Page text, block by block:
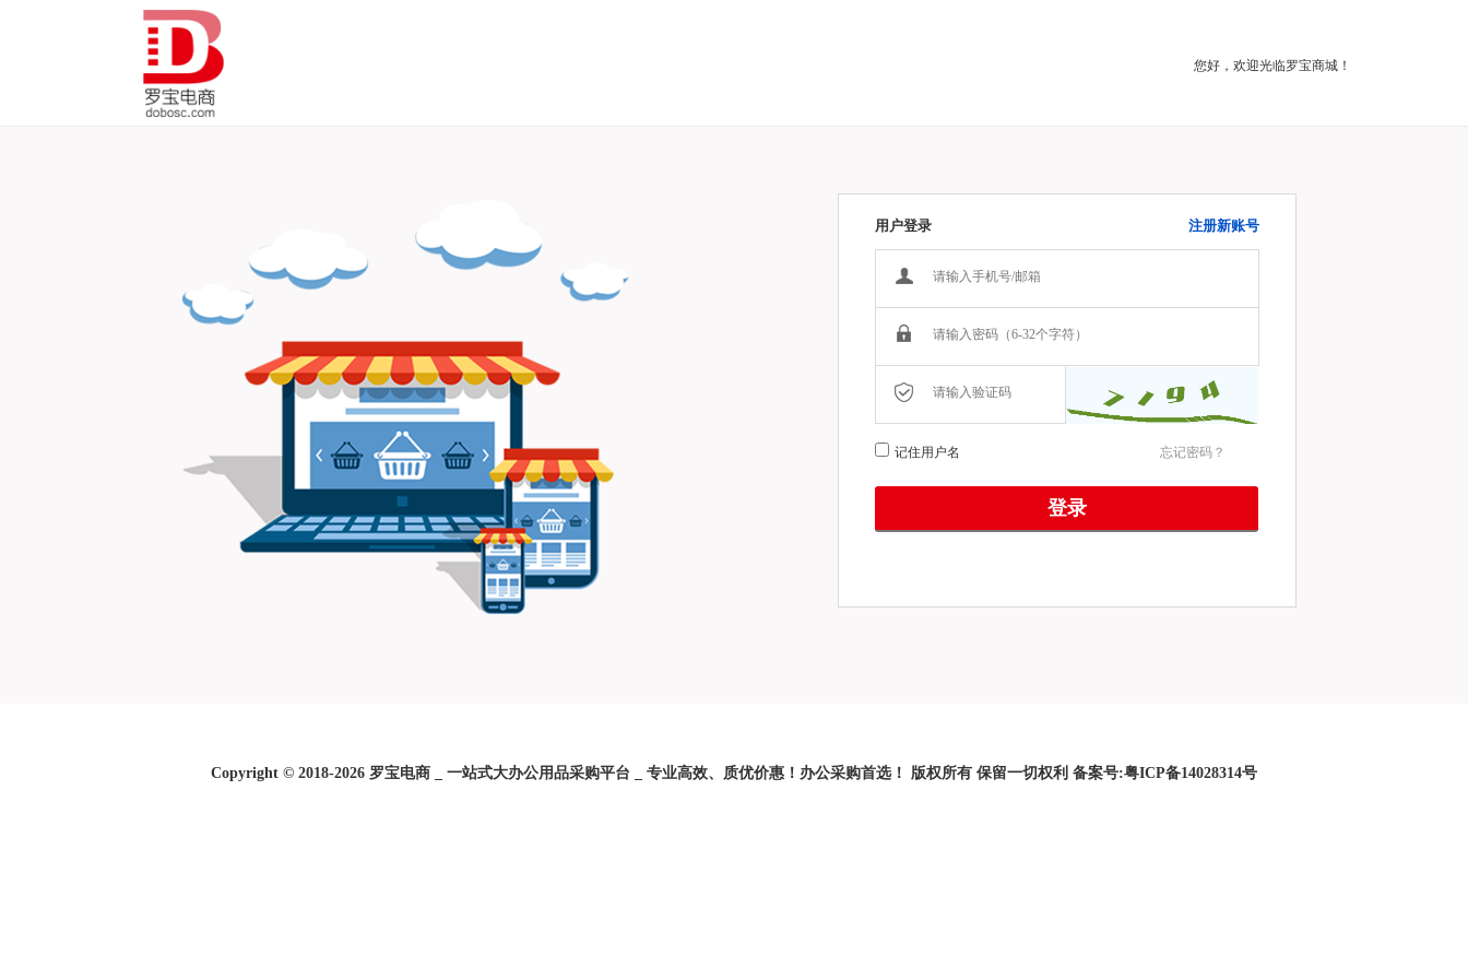
您好，欢迎光临罗宝商城！
用户登录 注册新账号
记住用户名 忘记密码？
Copyright © 2018-2026 罗宝电商 _ 一站式大办公用品采购平台 _ 专业高效、质优价惠！办公采购首选！ 版权所有 保留一切权利 备案号:粤ICP备14028314号